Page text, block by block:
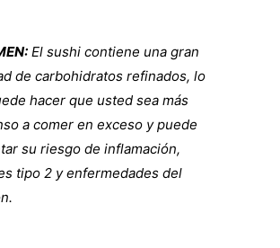
El sushi contiene una gran
de carbohidratos refinados, lo
hacer que usted sea más
a comer en exceso y puede
su riesgo de inflamación,
tipo 2 y enfermedades del